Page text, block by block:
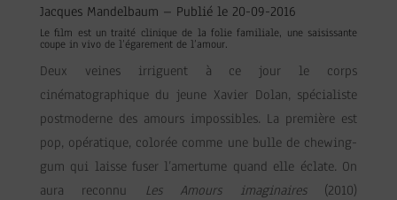
Jacques Mandelbaum – Publié le 20-09-2016
Le film est un traité clinique de la folie familiale, une saisissante
coupe in vivo de l’égarement de l’amour.
Deux veines irriguent à ce jour le corps
cinématographique du jeune Xavier Dolan, spécialiste
postmoderne des amours impossibles. La première est
pop, opératique, colorée comme une bulle de chewing-
gum qui laisse fuser l’amertume quand elle éclate. On
aura reconnu Les Amours imaginaires(2010)